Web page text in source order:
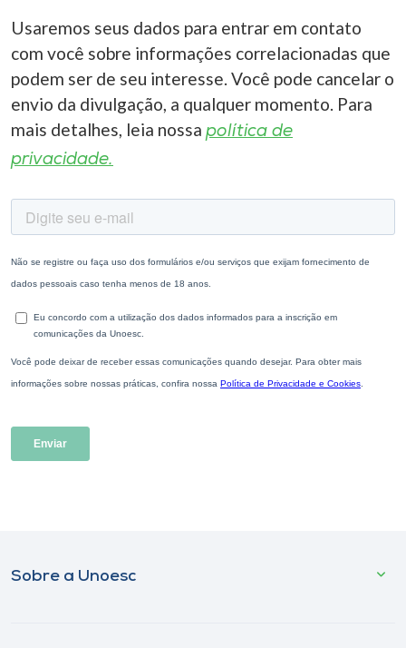
Usaremos seus dados para entrar em contato
com você sobre informações correlacionadas que
podem ser de seu interesse. Você pode cancelar o
envio da divulgação, a qualquer momento. Para
mais detalhes, leia nossa política de
privacidade.
Sobre a Unoesc